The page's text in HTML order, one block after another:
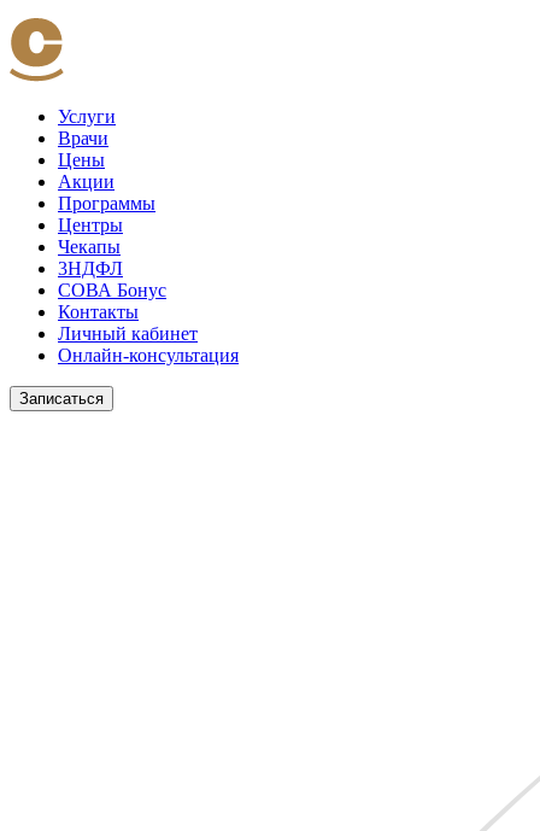
Услуги
Врачи
Цены
Акции
Программы
Центры
Чекапы
3НДФЛ
СОВА Бонус
Контакты
Личный кабинет
Онлайн-консультация
Записаться